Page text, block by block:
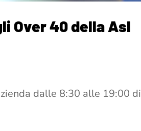
Over 40 della Asl
dalle 8:30 alle 19:00 di